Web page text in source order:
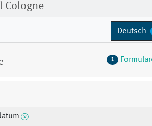
Deutsch
1